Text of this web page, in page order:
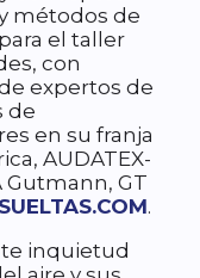
métodos de
el taller
con
expertos de
de
en su franja
AUDATEX-
Gutmann, GT
.
inquietud